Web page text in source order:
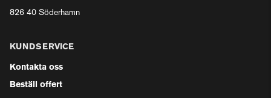
826 40 Söderhamn
KUNDSERVICE
Kontakta oss
Beställ offert